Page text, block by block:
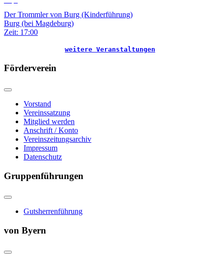
Der Trommler von Burg (Kinderführung)
Burg (bei Magdeburg)
Zeit: 17:00
weitere Veranstaltungen
Förderverein
Vorstand
Vereinssatzung
Mitglied werden
Anschrift / Konto
Vereinszeitungsarchiv
Impressum
Datenschutz
Gruppenführungen
Gutsherrenführung
von Byern